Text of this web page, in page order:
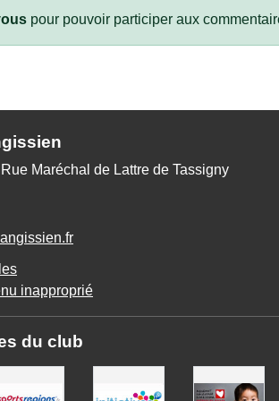
pour pouvoir participer aux
Maréchal de Lattre de Tassigny
inapproprié
du club